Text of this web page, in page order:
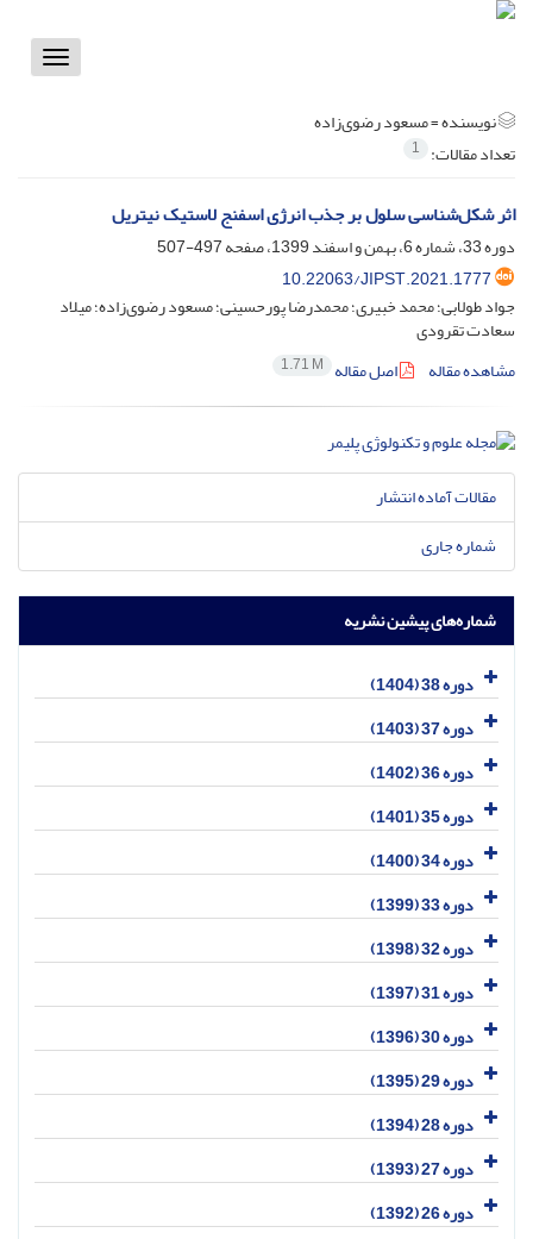
Toggle
نویسنده =مسعود رضوی‌زاده
تعداد مقالات: 1
اثر شکل‌شناسی سلول بر جذب انرژی اسفنج لاستیک نیتریل
دوره 33، شماره 6، بهمن و اسفند 1399، صفحه
497-507
10.22063/JIPST.2021.1777
جواد طولابی؛ محمد خبیری؛ محمدرضا پورحسینی؛ مسعود رضوی‌زاده؛ میلاد
سعادت تقرودی
مشاهده مقاله
اصل مقاله 1.71 M
مقالات آماده انتشار
شماره جاری
شماره‌های پیشین نشریه
دوره 38 (1404)
دوره 37 (1403)
دوره 36 (1402)
دوره 35 (1401)
دوره 34 (1400)
دوره 33 (1399)
دوره 32 (1398)
دوره 31 (1397)
دوره 30 (1396)
دوره 29 (1395)
دوره 28 (1394)
دوره 27 (1393)
دوره 26 (1392)